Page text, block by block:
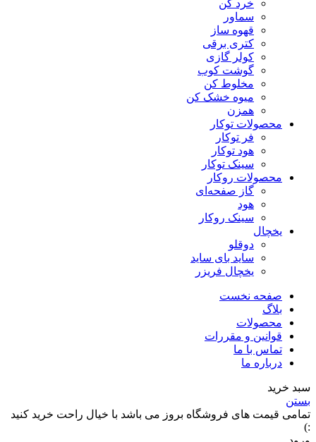
خرد کن
سماور
قهوه ساز
کتری برقی
کولر گازی
گوشت کوب
مخلوط کن
میوه خشک کن
همزن
محصولات توکار
فر توکار
هود توکار
سینک توکار
محصولات روکار
گاز صفحه‌ای
هود
سینک روکار
یخچال
دوقلو
ساید بای ساید
یخچال فریزر
صفحه نخست
بلاگ
محصولات
قوانین و مقررات
تماس با ما
درباره ما
سبد خرید
بستن
تمامی قیمت های فروشگاه بروز می باشد با خیال راحت خرید کنید
:)